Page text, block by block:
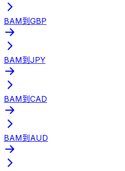
BAM到GBP
BAM到JPY
BAM到CAD
BAM到AUD